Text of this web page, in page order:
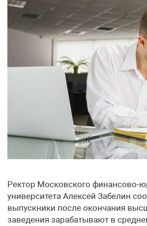
Ректор Московского финансово-
университета Алексей Забелин
выпускники после окончания
заведения зарабатывают в